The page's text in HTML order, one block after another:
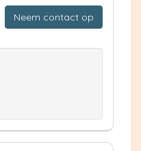
Neem contact op